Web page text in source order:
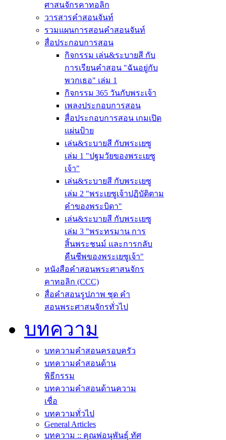
ศาสนจักรคาทอลิก
วารสารคำสอนจันท์
รวมแผนการสอนคำสอนจันท์
สื่อประกอบการสอน
กิจกรรม เล่น&ระบายสี กับ
การเรียนคำสอน "ฉันอยู่กับ
พวกเธอ" เล่ม 1
กิจกรรม 365 วันกับพระเจ้า
เพลงประกอบการสอน
สื่อประกอบการสอน เกมเปิด
แผ่นป้าย
เล่น&ระบายสี กับพระเยซู
เล่ม 1 "ปฐมวัยของพระเยซู
เจ้า"
เล่น&ระบายสี กับพระเยซู
เล่ม 2 "พระเยซูเจ้าปฏิบัติตาม
คำของพระบิดา"
เล่น&ระบายสี กับพระเยซู
เล่ม 3 "พระทรมาน การ
สิ้นพระชนม์ และการกลับ
คืนชีพของพระเยซูเจ้า"
หนังสือคำสอนพระศาสนจักร
คาทอลิก (CCC)
สื่อคำสอนรูปภาพ ชุด คำ
สอนพระศาสนจักรทั่วไป
บทความ
บทความคำสอนครอบครัว
บทความคำสอนด้าน
พิธีกรรม
บทความคำสอนด้านความ
เชื่อ
บทความทั่วไป
General Articles
บทความ :: คุณพ่อนุพันธุ์ ทัศ